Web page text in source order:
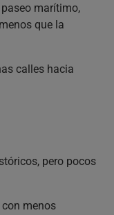
marítimo,
que la
calles hacia
pero pocos
menos